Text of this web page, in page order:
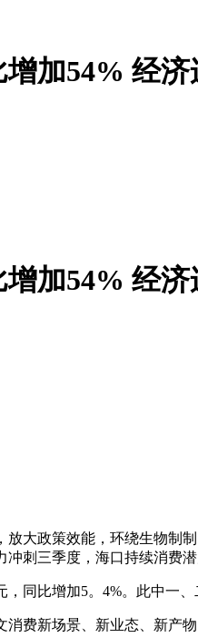
加54% 经济
加54% 经济
政策效能，环绕生物制
刺三季度，海口持续消费
比增加5。4%。此中一、
新场景、新业态、新产物